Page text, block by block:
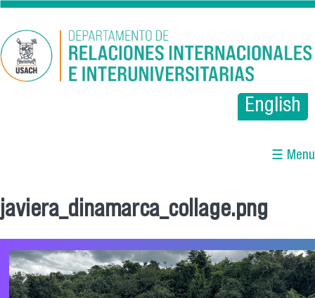
Pasar al contenido principal
English
☰ Menu
Se encuentra usted aquí
javiera_dinamarca_collage.png